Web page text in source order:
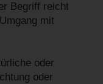
Begriff reicht
mit
oder
oder